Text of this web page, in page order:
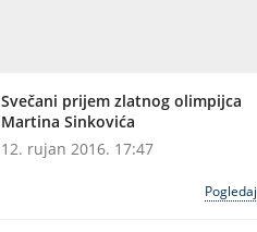
Svečani prijem zlatnog olimpijca
Martina Sinkovića
12. rujan 2016. 17:47
Pogledaj